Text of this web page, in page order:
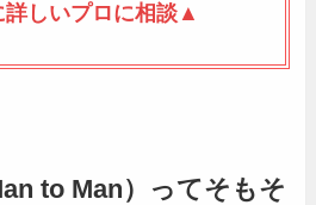
しいプロに相談▲
to Man）ってそもそ